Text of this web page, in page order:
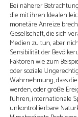
Bei näherer
die mit ihren Idealen
monetäre Anreize
Gesellschaft, die sich
Medien zu tun, aber
Sensibilität der
Faktoren wie zum
oder soziale
Wahrnehmung, dass
werden, oder große
führen, internationale
unkontrollierbare